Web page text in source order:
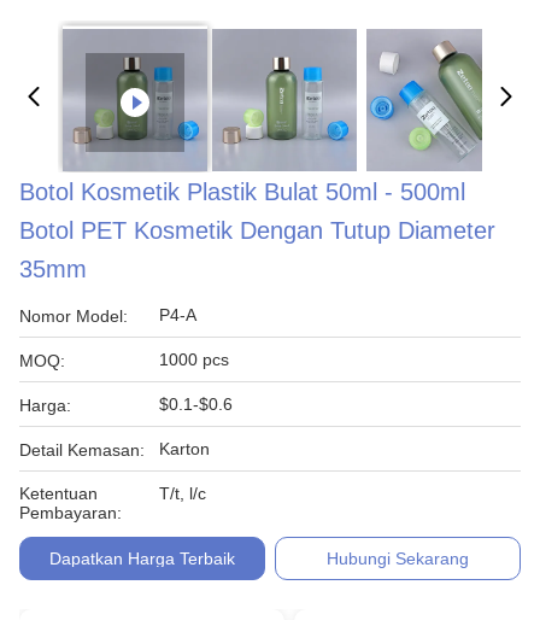
Botol Kosmetik Plastik Bulat 50ml - 500ml
Botol PET Kosmetik Dengan Tutup Diameter
35mm
Nomor Model: P4-A
MOQ: 1000 pcs
Harga: $0.1-$0.6
Detail Kemasan: Karton
Ketentuan
Pembayaran:
T/t, l/c
Dapatkan Harga Terbaik Hubungi Sekarang